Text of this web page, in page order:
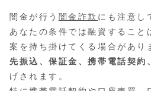
闇金が行う 闇金詐欺 にも注意し
あなたの条件では融資するこ
案を持ち掛けてくる場合があり
先振込、保証金、携帯電話契約
げされます。